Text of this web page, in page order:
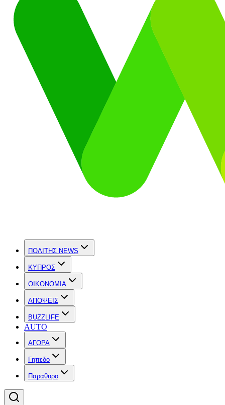
ΠΟΛΙΤΗΣ NEWS
ΚΥΠΡΟΣ
OIKONOMIA
ΑΠΟΨΕΙΣ
BUZZLIFE
AUTO
ΑΓΟΡΑ
Γηπεδο
Παραθυρο